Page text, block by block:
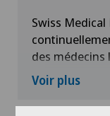
Swiss
des médecins
performantes
ordre,
Voir plus